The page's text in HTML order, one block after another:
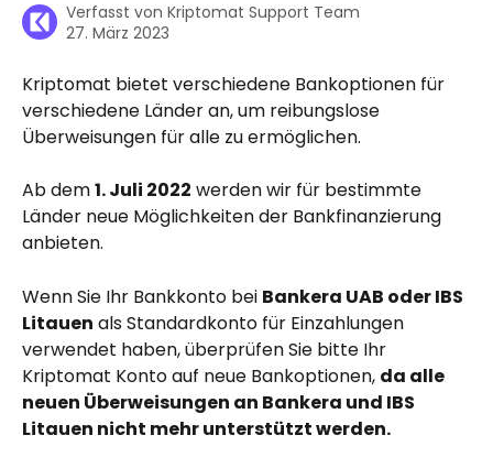
Verfasst von Kriptomat Support Team
27. März 2023
Kriptomat bietet verschiedene Bankoptionen für
verschiedene Länder an, um reibungslose
Überweisungen für alle zu ermöglichen.
Ab dem 1. Juli 2022 werden wir für bestimmte
Länder neue Möglichkeiten der Bankfinanzierung
anbieten.
Wenn Sie Ihr Bankkonto bei Bankera UAB oder IBS
Litauen als Standardkonto für Einzahlungen
verwendet haben, überprüfen Sie bitte Ihr
Kriptomat Konto auf neue Bankoptionen, da alle
neuen Überweisungen an Bankera und IBS
Litauen nicht mehr unterstützt werden.